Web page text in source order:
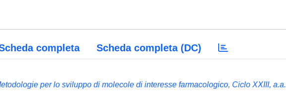
completa Scheda completa (DC)
per lo sviluppo di molecole di interesse farmacologico, Ciclo XXIII, a.a.